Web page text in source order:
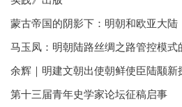
蒙古帝国的阴影下：明朝和欧亚大陆
马玉凤：明朝陆路丝绸之路管控模式
余辉｜明建文朝出使朝鲜使臣陆颙新
第十三届青年史学家论坛征稿启事